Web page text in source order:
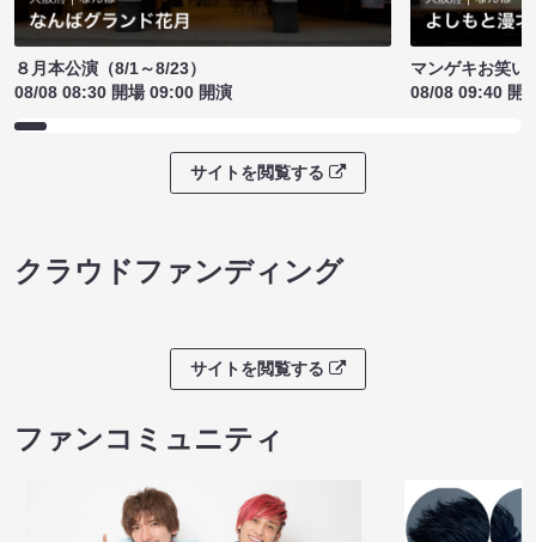
８月本公演（8/1～8/23）
08/08 08:30 開場 09:00 開演
マンゲキお笑い
08/08 09:40 開
サイトを閲覧する
クラウドファンディング
サイトを閲覧する
ファンコミュニティ